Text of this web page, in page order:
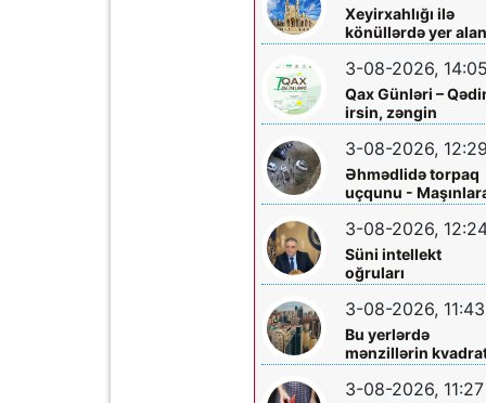
Xeyirxahlığı ilə
könüllərdə yer alan
Heydər müəllimə
şəfa diləyirik
3-08-2026, 14:05
Qax Günləri –
irsin, zəngin
mədəniyyətin və
müasir inkişafın
bayramı
3-08-2026, 12:29
Əhmədlidə torpaq
uçqunu -
zərər dəydi
3-08-2026,
Süni intellekt
oğruları
3-08-2026, 11:43
Bu yerlərdə
mənzillərin
7 min oldu
3-08-2026, 11:27